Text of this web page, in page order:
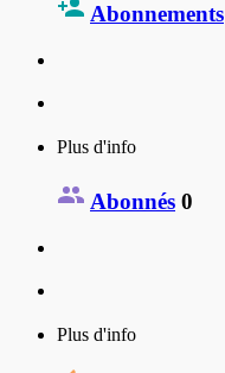
Abonnements
Plus d'info
Abonnés 0
Plus d'info